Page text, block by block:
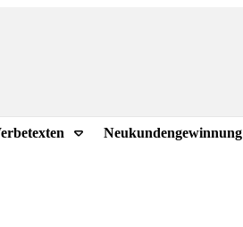
Neukundengewinnung